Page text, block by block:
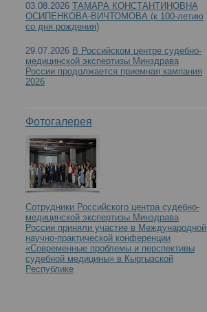
03.08.2026 ТАМАРА КОНСТАНТИНОВНА
ОСИПЕНКОВА-ВИЧТОМОВА (к 100-летию
со дня рождения)
29.07.2026 В Российском центре судебно-
медицинской экспертизы Минздрава
России продолжается приемная кампания
2026
Фотогалерея
Сотрудники Российского центра судебно-
медицинской экспертизы Минздрава
России приняли участие в Международной
научно-практической конференции
«Современные проблемы и перспективы
судебной медицины» в Кыргызской
Республике